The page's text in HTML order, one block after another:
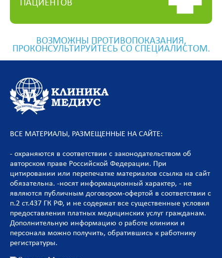
ПАЦИЕНТОВ
ВОЗМОЖНЫ ПРОТИВОПОКАЗАНИЯ,
ПРОКОНСУЛЬТИРУЙТЕСЬ СО СПЕЦИАЛИСТОМ.
ВСЕ МАТЕРИАЛЫ, РАЗМЕЩЕННЫЕ НА САЙТЕ:
- охраняются в соответствии с законодательством об
авторском праве Российской Федерации. При
цитировании или перепечатке материалов ссылка на сайт
обязательна. -носят информационный характер, - не
являются публичным договором-офертой в соответствии с
п.2 ст.437 ГК РФ, и не содержат все существенные условия
предоставления платных медицинских услуг гражданам.
Дополнительную информацию о работе клиники и
персонала можно получить, обратившись к работнику
регистратуры.